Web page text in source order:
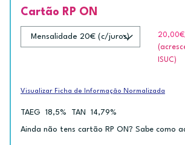
Cartão RP ON
20,00€
ISUC)
Visualizar Ficha de Informação Normalizada
TAEG 18,5% TAN 14,79%
Ainda não tens cartão RP ON? Sabe como